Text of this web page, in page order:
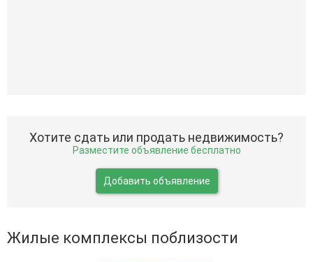
Хотите сдать или продать недвижимость?
Разместите объявление бесплатно
Добавить объявление
Жилые комплексы поблизости